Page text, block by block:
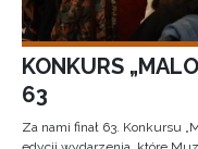
KONKURS
63
Za nami finał 63. Konkursu